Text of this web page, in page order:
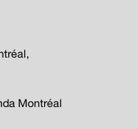
Montréal